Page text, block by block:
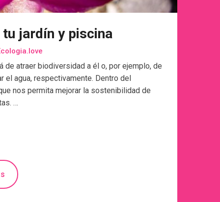
jardín y piscina
de atraer biodiversidad a él o, por ejemplo, de
agua, respectivamente. Dentro del
nos permita mejorar la sostenibilidad de
…